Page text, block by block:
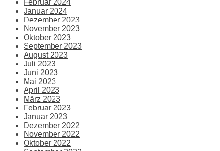
Februar 2024
Januar 2024
Dezember 2023
November 2023
Oktober 2023
September 2023
August 2023
Juli 2023
Juni 2023
Mai 2023
April 2023
März 2023
Februar 2023
Januar 2023
Dezember 2022
November 2022
Oktober 2022